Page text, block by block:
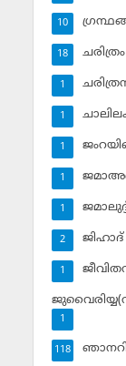
10
ചരിത്രം
18
1
1
1
1
1
ജിഹാദ്‌
2
1
1
118